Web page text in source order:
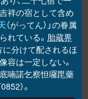
祥の宿として含め
（がってん）」の眷属
れている。 胎蔵界
分けて配されるほ
容は一定しない。
喃諾乞察怛囉毘藥
）。